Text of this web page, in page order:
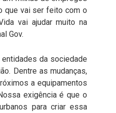
que vai ser feito com o
vai ajudar muito na
Gov.
da sociedade
Dentre as mudanças,
a equipamentos
exigência é que o
para criar essa